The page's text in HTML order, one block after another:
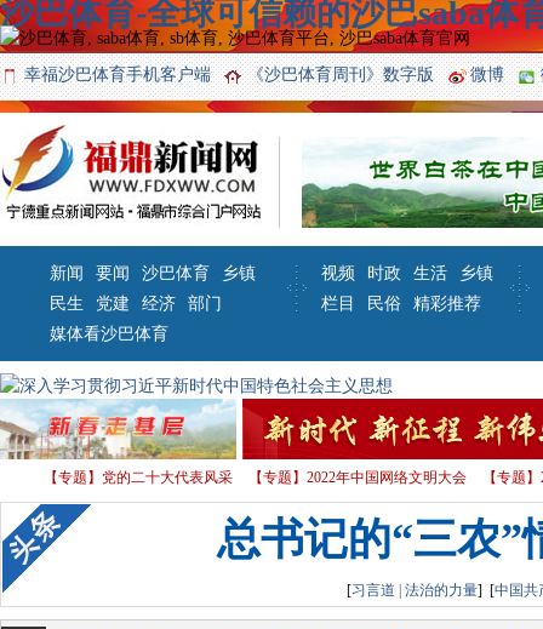
沙巴体育-全球可信赖的沙巴saba体
幸福沙巴体育手机客户端 《沙巴体育周刊》数字版 微博
新闻 要闻 沙巴体育
乡镇
民生
党建 经济
部门
媒体看沙巴体育
视频 时政 生活
乡镇
栏目
民俗 精彩推荐
【专题】党的二十大代表风采 【专题】2022年中国网络文明大会 【专题
习
总
[习言道 | 法治的力量] [中国共